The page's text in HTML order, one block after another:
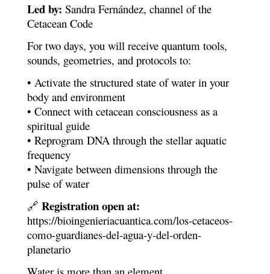
Led by: Sandra Fernández, channel of the
Cetacean Code
For two days, you will receive quantum tools,
sounds, geometries, and protocols to:
• Activate the structured state of water in your
body and environment
• Connect with cetacean consciousness as a
spiritual guide
• Reprogram DNA through the stellar aquatic
frequency
• Navigate between dimensions through the
pulse of water
🔗 Registration open at:
https://bioingenieriacuantica.com/los-cetaceos-
como-guardianes-del-agua-y-del-orden-
planetario